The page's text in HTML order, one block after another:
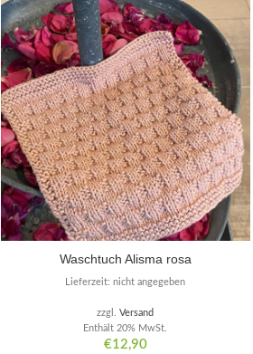
Waschtuch Alisma rosa
€12,90
Enthält 20% MwSt.
zzgl.Versand
Lieferzeit: nicht angegeben